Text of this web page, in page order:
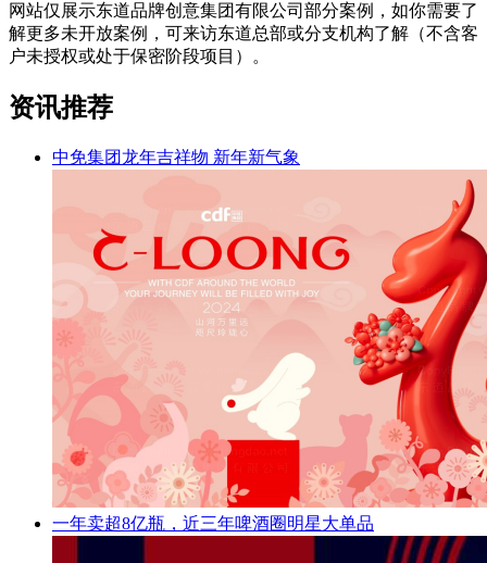
网站仅展示东道品牌创意集团有限公司部分案例，如你需要了
解更多未开放案例，可来访东道总部或分支机构了解（不含客
户未授权或处于保密阶段项目）。
资讯推荐
中免集团龙年吉祥物 新年新气象
一年卖超8亿瓶，近三年啤酒圈明星大单品